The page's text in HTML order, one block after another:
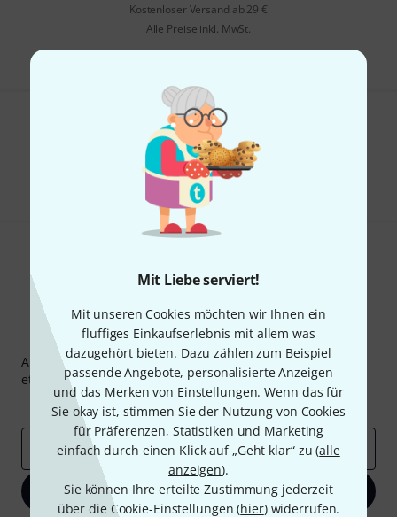
Mit Liebe serviert!
Mit unseren Cookies möchten wir Ihnen ein
fluffiges Einkaufserlebnis mit allem was
dazugehört bieten. Dazu zählen zum Beispiel
passende Angebote, personalisierte Anzeigen
und das Merken von Einstellungen. Wenn das für
Sie okay ist, stimmen Sie der Nutzung von Cookies
für Präferenzen, Statistiken und Marketing
einfach durch einen Klick auf „Geht klar“ zu (alle
anzeigen).
Sie können Ihre erteilte Zustimmung jederzeit
über die Cookie-Einstellungen (hier) widerrufen.
Kostenloser Versand ab 29 €
Alle Preise inkl. MwSt.
Gefällt Ihnen, was Sie sehen?
Teilen Hilfe & Feedback
Thomann Newsletter
Abonniere den Thomann Newsletter und gewinne mit
etwas Glück einen von50 Gutscheinenüber jeweils50€
Inspirierende Beiträge
Deals Thomann Insights
E-Mail-Adresse*
Jetzt anmelden